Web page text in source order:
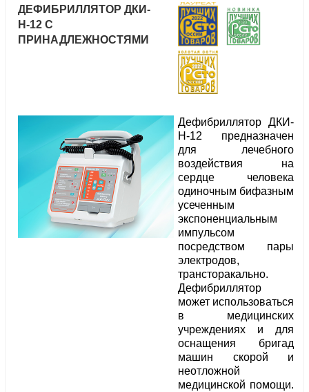
ДЕФИБРИЛЛЯТОР ДКИ-
Н-12 С
ПРИНАДЛЕЖНОСТЯМИ
Дефибриллятор ДКИ-
Н-12 предназначен
для лечебного
воздействия на
сердце человека
одиночным бифазным
усеченным
экспоненциальным
импульсом
посредством пары
электродов,
трансторакально.
Дефибриллятор
может использоваться
в медицинских
учреждениях и для
оснащения бригад
машин скорой и
неотложной
медицинской помощи.